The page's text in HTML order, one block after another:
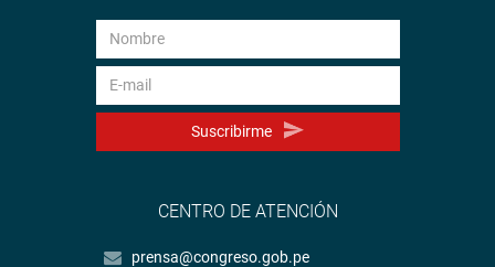
Suscribirme
CENTRO DE ATENCIÓN
prensa@congreso.gob.pe